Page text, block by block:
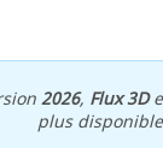
2026, Flux 3D
plus